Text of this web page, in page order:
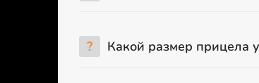
? Какой размер прицела